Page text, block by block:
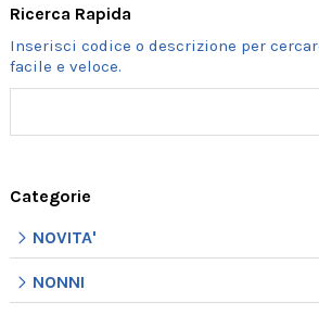
Ricerca Rapida
Categorie
NOVITA'
NONNI